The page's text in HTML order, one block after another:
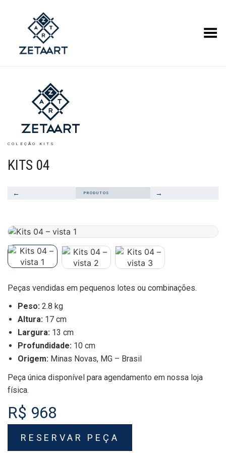
Alternar Menu
COLEÇÃO KITS
KITS 04
← PRODUTOS →
Peças vendidas em pequenos lotes ou combinações.
Peso: 2.8 kg
Altura: 17 cm
Largura: 13 cm
Profundidade: 10 cm
Origem: Minas Novas, MG – Brasil
Peça única disponível para agendamento em nossa loja
física.
R$ 968
RESERVAR PEÇA